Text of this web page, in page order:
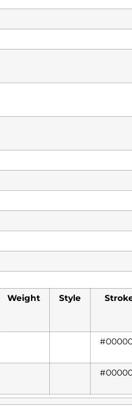
Weight Style